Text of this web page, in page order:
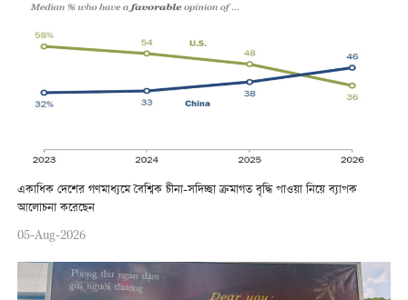
একাধিক দেশের গণমাধ্যমে বৈশ্বিক চীনা-সদিচ্ছা ক্রমাগত বৃদ্ধি পাওয়া নিয়ে ব্যাপক
আলোচনা করেছেন
05-Aug-2026